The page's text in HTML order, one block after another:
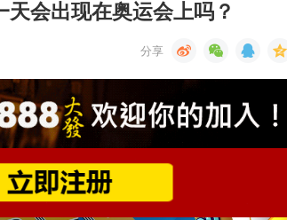
天会出现在奥运会上吗？